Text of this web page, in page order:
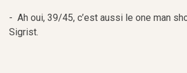
- Ah oui, 39/45, c’est aussi le one man
Sigrist.